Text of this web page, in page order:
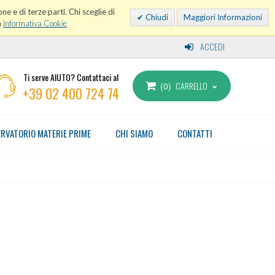
e di terze parti. Chi sceglie di
Informativa Cookie
Chiudi Maggiori Informazioni
ACCEDI
Ti serve AIUTO? Contattaci al
+39 02 400 724 74 0 CARRELLO
CONTATTI
CHI SIAMO
MATERIE PRIME